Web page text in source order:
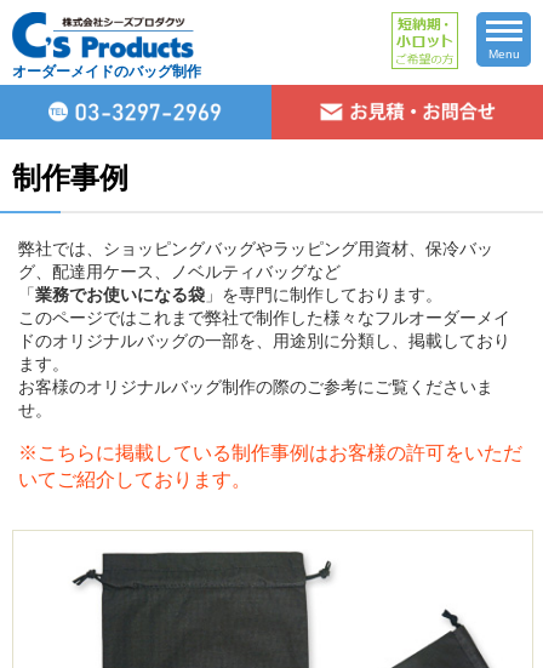
オーダーメイドのバッグ制作
Menu
制作事例
弊社では、ショッピングバッグやラッピング用資材、保冷バッ
グ、配達用ケース、ノベルティバッグなど
「業務でお使いになる袋 」を専門に制作しております。
このページではこれまで弊社で制作した様々なフルオーダーメイ
ドのオリジナルバッグの一部を、用途別に分類し、掲載しており
ます。
お客様のオリジナルバッグ制作の際のご参考にご覧くださいま
せ。
※こちらに掲載している制作事例はお客様の許可をいただ
いてご紹介しております。